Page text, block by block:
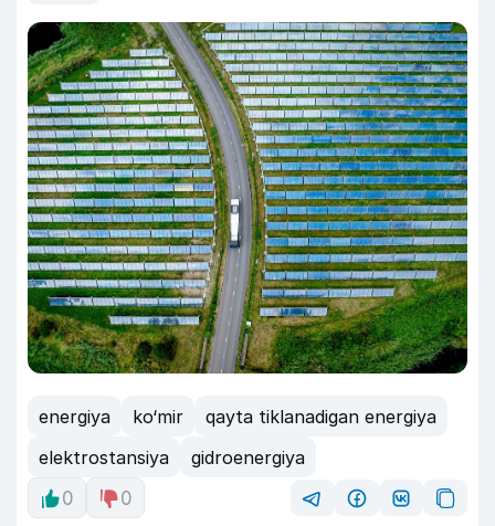
energiya ko‘mir
qayta tiklanadigan energiya
elektrostansiya
gidroenergiya
0
0